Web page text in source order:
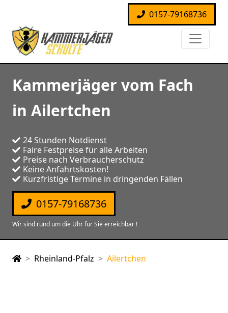
0157-79168736
Kammerjäger vom Fach
in Ailertchen
24 Stunden Notdienst
Faire Festpreise für alle Arbeiten
Preise nach Verbraucherschutz
Keine Anfahrtskosten!
Kurzfristige Termine in dringenden Fällen
0157-79168736
Wir sind rund um die Uhr für Sie erreichbar !
Rheinland-Pfalz Ailertchen